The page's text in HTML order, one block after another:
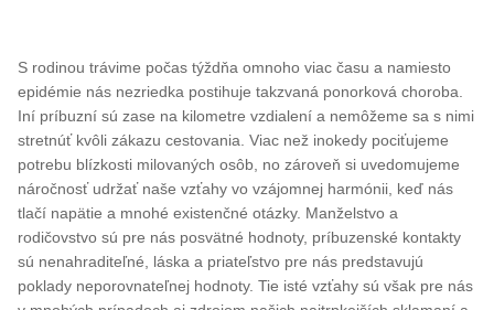
S rodinou trávime počas týždňa omnoho viac času a namiesto
epidémie nás nezriedka postihuje takzvaná ponorková choroba.
Iní príbuzní sú zase na kilometre vzdialení a nemôžeme sa s nimi
stretnúť kvôli zákazu cestovania. Viac než inokedy pociťujeme
potrebu blízkosti milovaných osôb, no zároveň si uvedomujeme
náročnosť udržať naše vzťahy vo vzájomnej harmónii, keď nás
tlačí napätie a mnohé existenčné otázky. Manželstvo a
rodičovstvo sú pre nás posvätné hodnoty, príbuzenské kontakty
sú nenahraditeľné, láska a priateľstvo pre nás predstavujú
poklady neporovnateľnej hodnoty. Tie isté vzťahy sú však pre nás